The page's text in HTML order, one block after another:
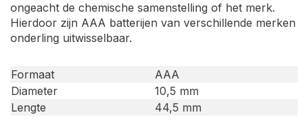
ongeacht de chemische samenstelling of het merk.
Hierdoor zijn AAA batterijen van verschillende merken
onderling uitwisselbaar.
Formaat
AAA
Diameter
10,5 mm
Lengte
44,5 mm